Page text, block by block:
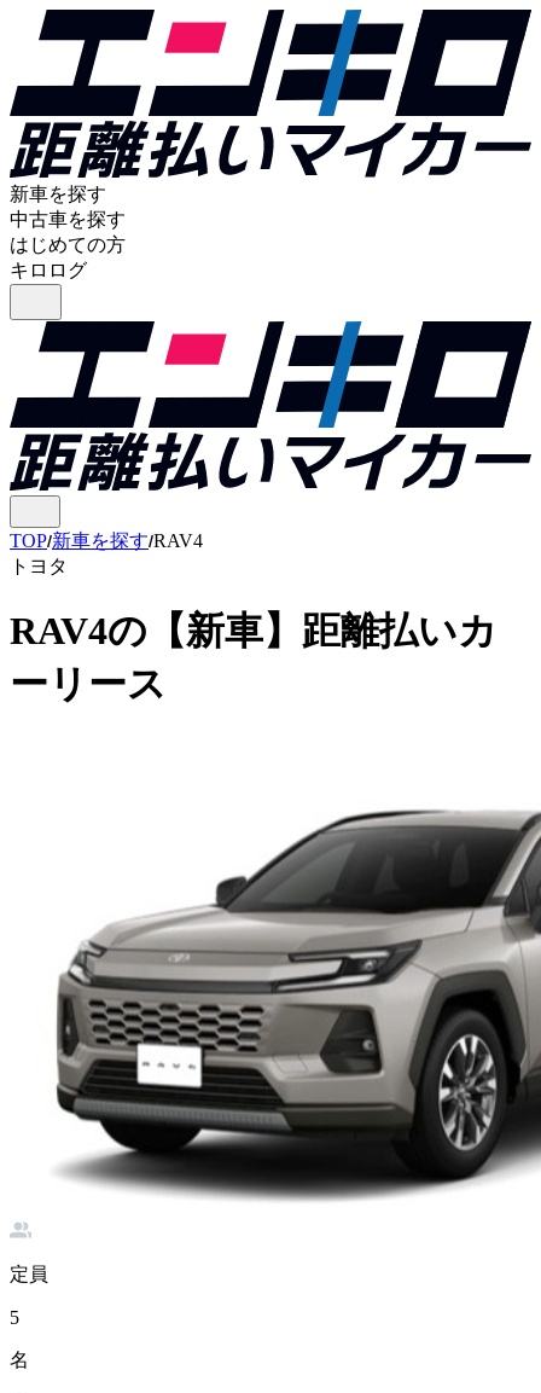
新車を探す
中古車を探す
はじめての方
キロログ
TOP 新車を探す RAV4
トヨタ
RAV4の 【新車】距離払いカ
ーリース
定員
5
名